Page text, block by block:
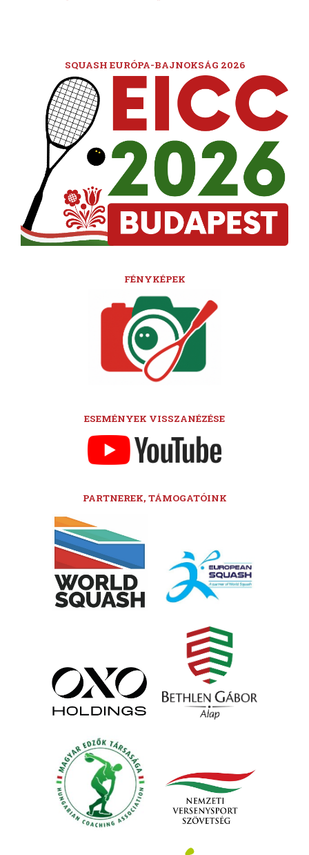
SQUASH EURÓPA-BAJNOKSÁG 2026
FÉNYKÉPEK
ESEMÉNYEK VISSZANÉZÉSE
PARTNEREK, TÁMOGATÓINK